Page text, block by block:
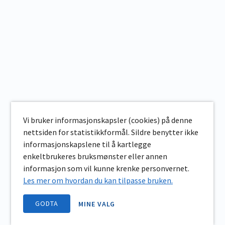
Vi bruker informasjonskapsler (cookies) på denne
nettsiden for statistikkformål. Sildre benytter ikke
informasjonskapslene til å kartlegge
enkeltbrukeres bruksmønster eller annen
informasjon som vil kunne krenke personvernet.
Les mer om hvordan du kan tilpasse bruken.
GODTA MINE VALG